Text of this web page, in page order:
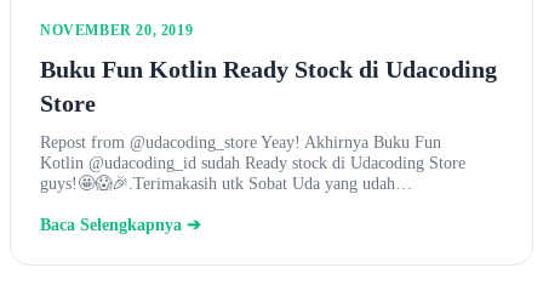
NOVEMBER 20, 2019
Buku Fun Kotlin Ready Stock di Udacoding
Store
Repost from @udacoding_store Yeay! Akhirnya Buku Fun
Kotlin @udacoding_id sudah Ready stock di Udacoding Store
guys!🤩😱🎉.Terimakasih utk Sobat Uda yang udah…
Baca Selengkapnya ➔